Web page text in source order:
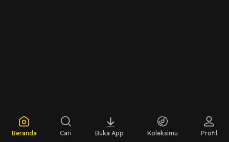
Beranda Cari Buka App Koleksimu Profil